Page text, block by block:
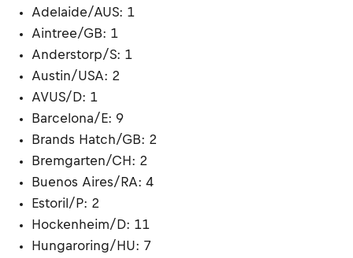
Adelaide/AUS: 1
Aintree/GB: 1
Anderstorp/S: 1
Austin/USA: 2
AVUS/D: 1
Barcelona/E: 9
Brands Hatch/GB: 2
Bremgarten/CH: 2
Buenos Aires/RA: 4
Estoril/P: 2
Hockenheim/D: 11
Hungaroring/HU: 7